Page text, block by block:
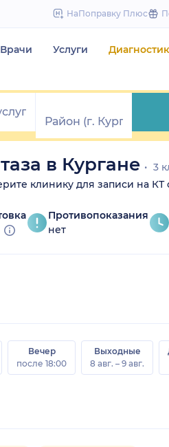
НаПоправку Плюс
Врачи Услуги
в Кургане
3
клинику для записи на КТ
Противопоказания
нет
Вечер
после 18:00
Выходные
8 авг. – 9 авг.